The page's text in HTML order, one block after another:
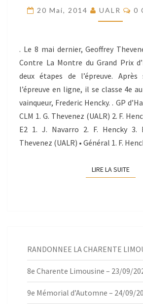
L’UALR
!
20 Mai, 2014 UALR 0
. Le 8 mai dernier, Geoffrey
Contre La Montre du Grand Prix
deux étapes de l’épreuve.
l’épreuve en ligne, il se classe 4e
vainqueur, Frederic Hencky. . GP
CLM 1. G. Thevenez (UALR) 2. F.
E2 1. J. Navarro 2. F. Hencky 3.
Thevenez (UALR) • Général 1. F.
LIRE LA SUITELIRE
RANDONNEE LA CHARENTE
8e Charente Limousine – 23/09/
9e Mémorial d’Automne – 24/09/